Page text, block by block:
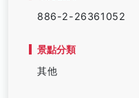
886-2-26361052
景點分類
其他